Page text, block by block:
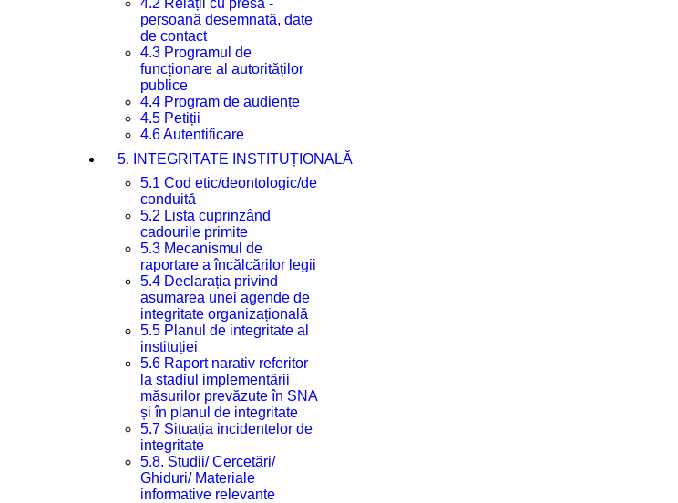
4.2 Relații cu presa -
persoană desemnată, date
de contact
4.3 Programul de
funcționare al autorităților
publice
4.4 Program de audiențe
4.5 Petiții
4.6 Autentificare
5. INTEGRITATE INSTITUȚIONALĂ
5.1 Cod etic/deontologic/de
conduită
5.2 Lista cuprinzând
cadourile primite
5.3 Mecanismul de
raportare a încălcărilor legii
5.4 Declarația privind
asumarea unei agende de
integritate organizațională
5.5 Planul de integritate al
instituției
5.6 Raport narativ referitor
la stadiul implementării
măsurilor prevăzute în SNA
și în planul de integritate
5.7 Situația incidentelor de
integritate
5.8. Studii/ Cercetări/
Ghiduri/ Materiale
informative relevante